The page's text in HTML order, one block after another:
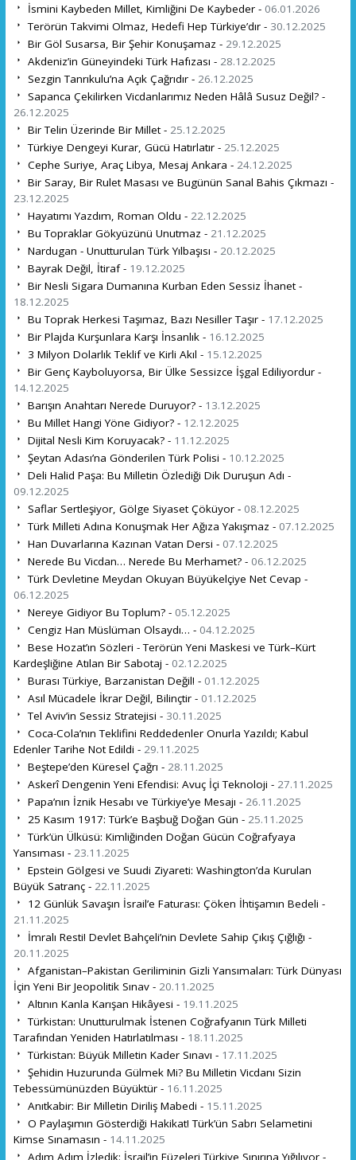
İsmini Kaybeden Millet, Kimliğini De Kaybeder - 06.01.2026
Terörün Takvimi Olmaz, Hedefi Hep Türkiye’dır - 30.12.2025
Bir Göl Susarsa, Bir Şehir Konuşamaz - 29.12.2025
Akdeniz’in Güneyindeki Türk Hafızası - 28.12.2025
Sezgin Tanrıkulu’na Açık Çağrıdır - 26.12.2025
Sapanca Çekilirken Vicdanlarımız Neden Hâlâ Susuz Değil? -
26.12.2025
Bir Telin Üzerinde Bir Millet - 25.12.2025
Türkiye Dengeyi Kurar, Gücü Hatırlatır - 25.12.2025
Cephe Suriye, Araç Libya, Mesaj Ankara - 24.12.2025
Bir Saray, Bir Rulet Masası ve Bugünün Sanal Bahis Çıkmazı -
23.12.2025
Hayatımı Yazdım, Roman Oldu - 22.12.2025
Bu Topraklar Gökyüzünü Unutmaz - 21.12.2025
Nardugan - Unutturulan Türk Yılbaşısı - 20.12.2025
Bayrak Değil, İtiraf - 19.12.2025
Bir Nesli Sigara Dumanına Kurban Eden Sessiz İhanet -
18.12.2025
Bu Toprak Herkesi Taşımaz, Bazı Nesiller Taşır - 17.12.2025
Bir Plajda Kurşunlara Karşı İnsanlık - 16.12.2025
3 Milyon Dolarlık Teklif ve Kirli Akıl - 15.12.2025
Bir Genç Kayboluyorsa, Bir Ülke Sessizce İşgal Ediliyordur -
14.12.2025
Barışın Anahtarı Nerede Duruyor? - 13.12.2025
Bu Millet Hangi Yöne Gidiyor? - 12.12.2025
Dijital Nesli Kim Koruyacak? - 11.12.2025
Şeytan Adası’na Gönderilen Türk Polisi - 10.12.2025
Deli Halid Paşa: Bu Milletin Özlediği Dik Duruşun Adı -
09.12.2025
Saflar Sertleşiyor, Gölge Siyaset Çöküyor - 08.12.2025
Türk Milleti Adına Konuşmak Her Ağıza Yakışmaz - 07.12.2025
Han Duvarlarına Kazınan Vatan Dersi - 07.12.2025
Nerede Bu Vicdan… Nerede Bu Merhamet? - 06.12.2025
Türk Devletine Meydan Okuyan Büyükelçiye Net Cevap -
06.12.2025
Nereye Gidiyor Bu Toplum? - 05.12.2025
Cengiz Han Müslüman Olsaydı… - 04.12.2025
Bese Hozat’ın Sözleri - Terörün Yeni Maskesi ve Türk–Kürt
Kardeşliğine Atılan Bir Sabotaj - 02.12.2025
Burası Türkiye, Barzanistan Değil! - 01.12.2025
Asıl Mücadele İkrar Değil, Bilinçtir - 01.12.2025
Tel Aviv’in Sessiz Stratejisi - 30.11.2025
Coca-Cola’nın Teklifini Reddedenler Onurla Yazıldı; Kabul
Edenler Tarihe Not Edildi - 29.11.2025
Beştepe’den Küresel Çağrı - 28.11.2025
Askerî Dengenin Yeni Efendisi: Avuç İçi Teknoloji - 27.11.2025
Papa’nın İznik Hesabı ve Türkiye’ye Mesajı - 26.11.2025
25 Kasım 1917: Türk’e Başbuğ Doğan Gün - 25.11.2025
Türk’ün Ülküsü: Kimliğinden Doğan Gücün Coğrafyaya
Yansıması - 23.11.2025
Epstein Gölgesi ve Suudi Ziyareti: Washington’da Kurulan
Büyük Satranç - 22.11.2025
12 Günlük Savaşın İsrail’e Faturası: Çöken İhtişamın Bedeli -
21.11.2025
İmralı Resti! Devlet Bahçeli’nin Devlete Sahip Çıkış Çığlığı -
20.11.2025
Afganistan–Pakistan Geriliminin Gizli Yansımaları: Türk Dünyası
İçin Yeni Bir Jeopolitik Sınav - 20.11.2025
Altının Kanla Karışan Hikâyesi - 19.11.2025
Türkistan: Unutturulmak İstenen Coğrafyanın Türk Milleti
Tarafından Yeniden Hatırlatılması - 18.11.2025
Türkistan: Büyük Milletin Kader Sınavı - 17.11.2025
Şehidin Huzurunda Gülmek Mi? Bu Milletin Vicdanı Sizin
Tebessümünüzden Büyüktür - 16.11.2025
Anıtkabir: Bir Milletin Diriliş Mabedi - 15.11.2025
O Paylaşımın Gösterdiği Hakikat! Türk’ün Sabrı Selametini
Kimse Sınamasın - 14.11.2025
Adım Adım İzledik: İsrail’in Füzeleri Türkiye Sınırına Yığılıyor -